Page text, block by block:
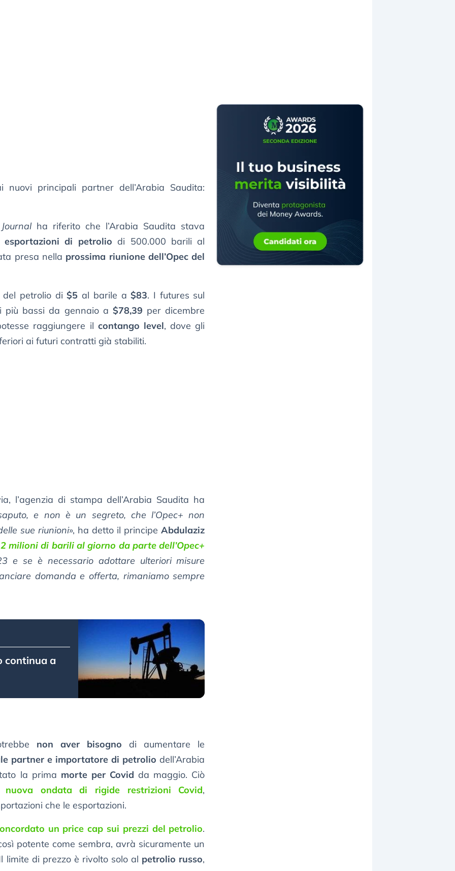
principali partner dell’Arabia Saudita:
ha riferito che l’Arabia Saudita stava
esportazioni di petrolio di 500.000 barili al
presa nella prossima riunione dell’Opec del
del petrolio di$5 al barile a$83. I futures sul
più bassi da gennaio a $78,39 per dicembre
raggiungere il contango level, dove gli
ai futuri contratti già stabiliti.
l’agenzia di stampa dell’Arabia Saudita ha
e non è un segreto, che l’Opec+ non
sue riunioni», ha detto il principeAbdulaziz
milioni di barili al giorno da parte dell’Opec+
e se è necessario adottare ulteriori misure
domanda e offerta, rimaniamo sempre
continua a
non aver bisogno di aumentare le
partner e importatore di petrolio dell’Arabia
la prima morte per Covid da maggio. Ciò
nuova ondata di rigide restrizioni Covid,
che le esportazioni.
un price cap sui prezzi del petrolio.
potente come sembra, avrà sicuramente un
limite di prezzo è rivolto solo al petrolio russo,